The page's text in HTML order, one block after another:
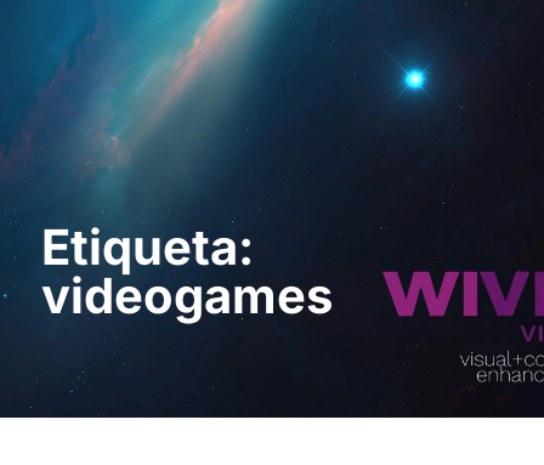
Solicita una demo
Etiqueta:
videogames